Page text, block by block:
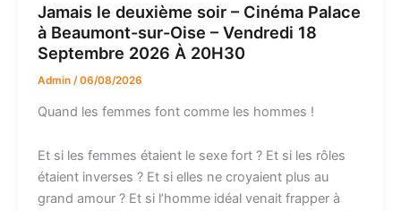
Jamais le deuxième soir – Cinéma Palace
à Beaumont-sur-Oise – Vendredi 18
Septembre 2026 À 20H30
Admin /06/08/2026
Quand les femmes font comme les hommes !
Et si les femmes étaient le sexe fort ? Et si les rôles
étaient inverses ? Et si elles ne croyaient plus au
grand amour ? Et si l’homme idéal venait frapper à